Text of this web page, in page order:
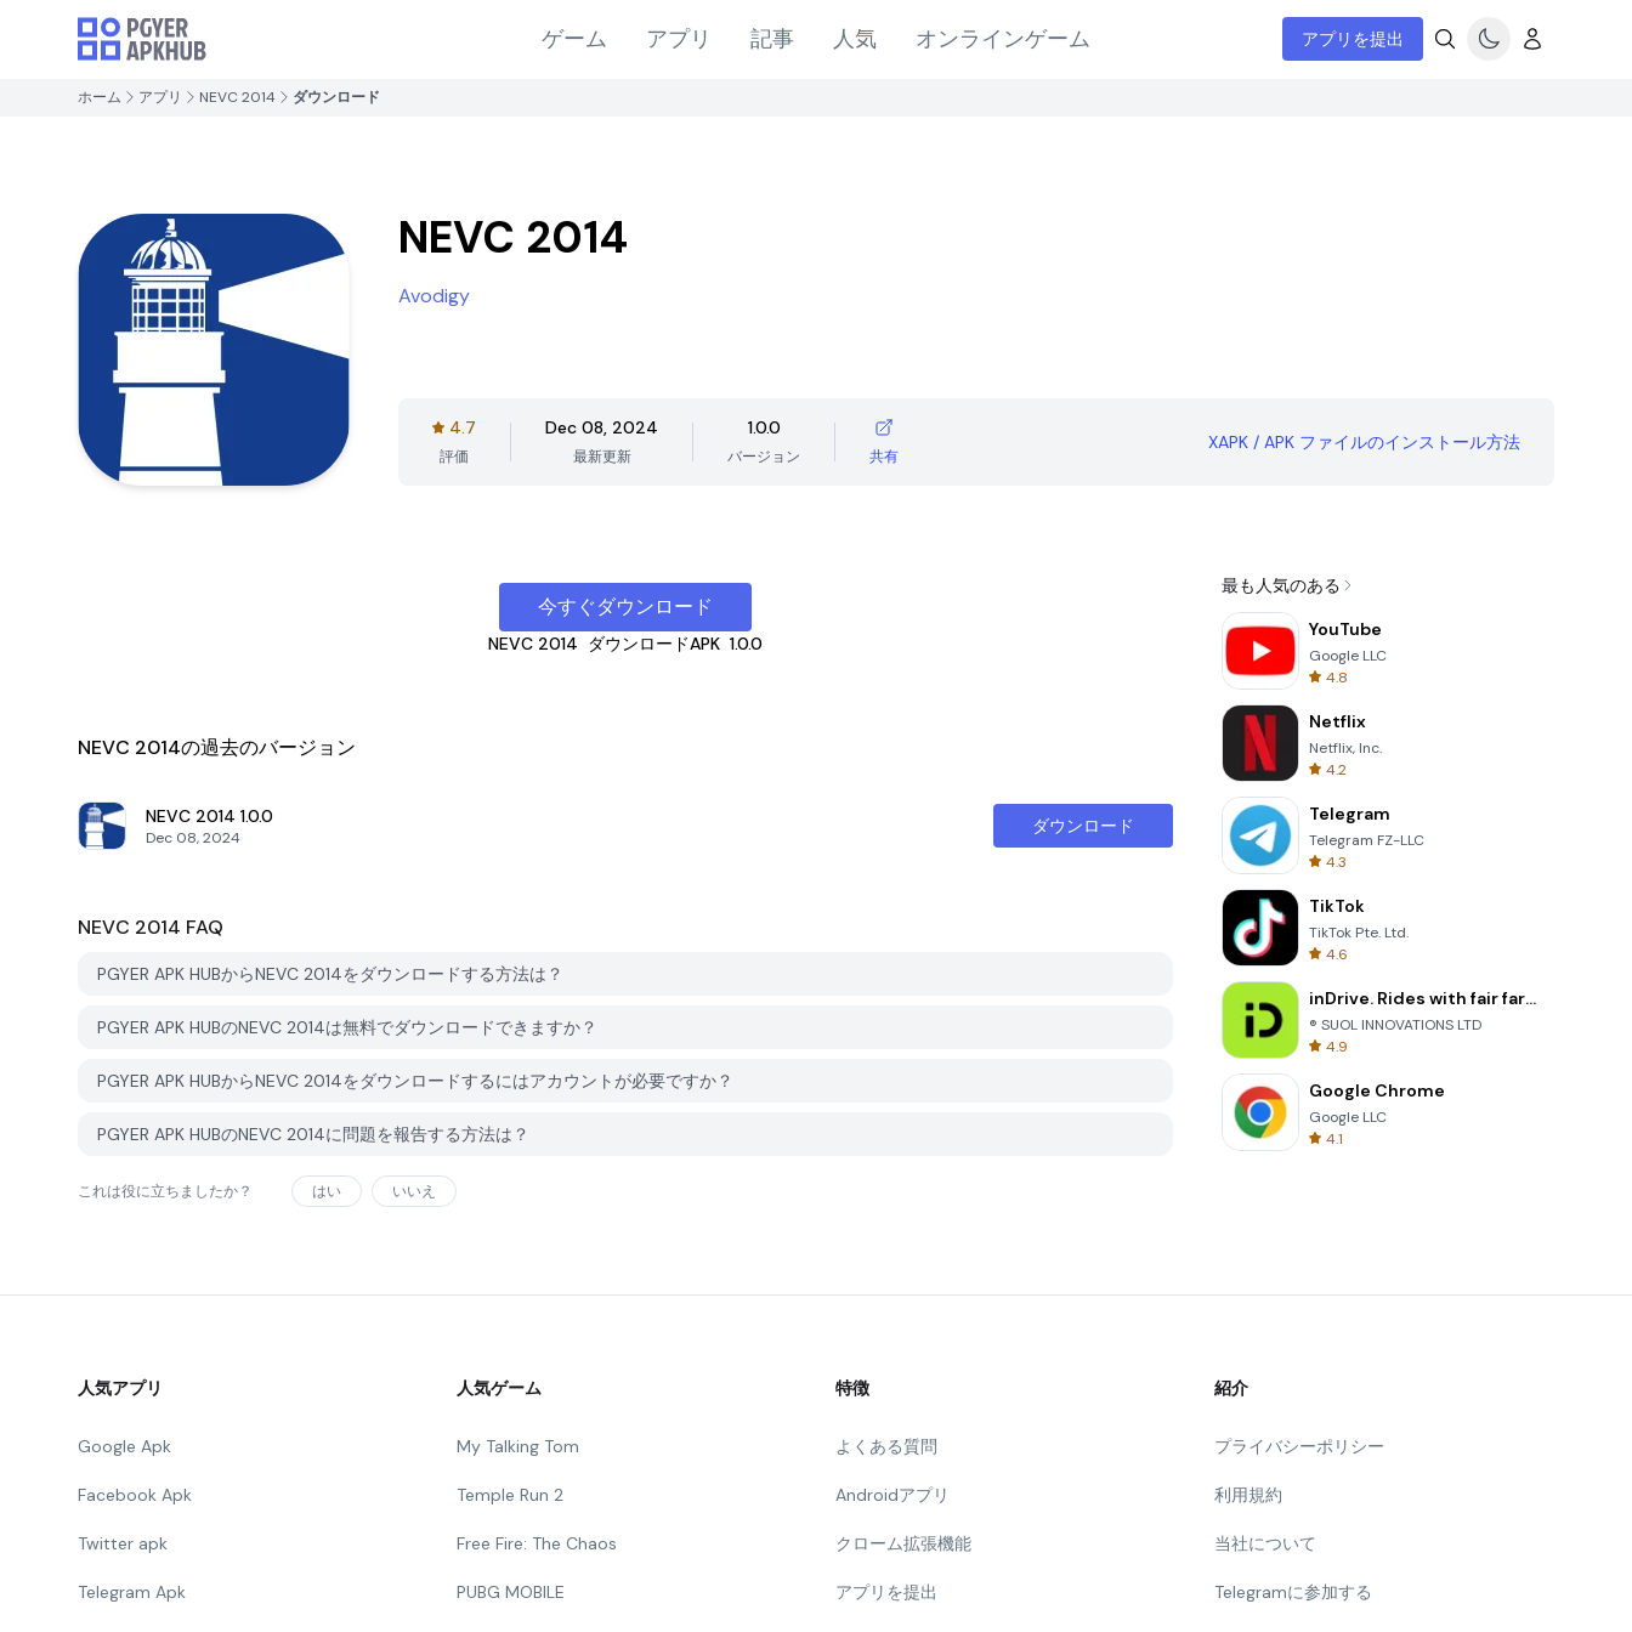
ゲーム アプリ 記事 人気 オンラインゲーム アプリを提出
ホーム アプリ NEVC 2014 ダウンロード
NEVC 2014
Avodigy
4.7
評価
Dec 08, 2024
最新更新
1.0.0
バージョン 共有
XAPK / APK ファイルのインストール方法
今すぐダウンロード
NEVC 2014 ダウンロードAPK 1.0.0
NEVC 2014の過去のバージョン
NEVC 2014 1.0.0
Dec 08, 2024
ダウンロード
NEVC 2014 FAQ
PGYER APK HUBからNEVC 2014をダウンロードする方法は？
PGYER APK HUBのNEVC 2014は無料でダウンロードできますか？
PGYER APK HUBからNEVC 2014をダウンロードするにはアカウントが必要ですか？
PGYER APK HUBのNEVC 2014に問題を報告する方法は？
これは役に立ちましたか？ はい いいえ
最も人気のある
YouTube
Google LLC
4.8
Netflix
Netflix, Inc.
4.2
Telegram
Telegram FZ-LLC
4.3
TikTok
TikTok Pte. Ltd.
4.6
inDrive. Rides with fair fares
® SUOL INNOVATIONS LTD
4.9
Google Chrome
Google LLC
4.1
人気アプリ
Google Apk
Facebook Apk
Twitter apk
Telegram Apk
人気ゲーム
My Talking Tom
Temple Run 2
Free Fire: The Chaos
PUBG MOBILE
特徴
よくある質問
Androidアプリ
クローム拡張機能
アプリを提出
紹介
プライバシーポリシー
利用規約
当社について
Telegramに参加する